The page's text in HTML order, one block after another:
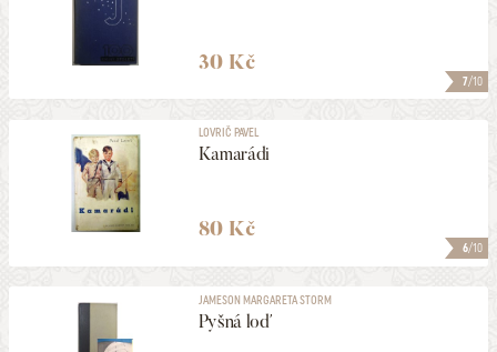
7/10
30 Kč
6/10
LOVRIČ PAVEL
Kamarádi
80 Kč
JAMESON MARGARETA STORM
Pyšná loď